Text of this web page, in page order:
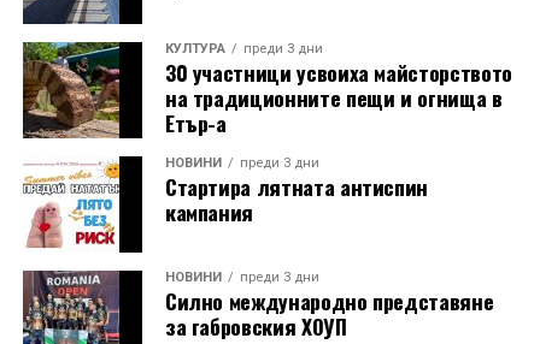
КУЛТУРА преди 3 дни
30 участници усвоиха майсторството
на традиционните пещи и огнища в
Етър-а
НОВИНИ преди 3 дни
Стартира лятната антиспин
кампания
НОВИНИ преди 3 дни
Силно международно представяне
за габровския ХОУП